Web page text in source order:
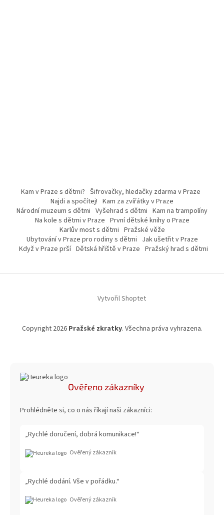
Kam v Praze s dětmi? Šifrovačky, hledačky zdarma v Praze
Najdi a spočítej! Kam za zvířátky v Praze
Národní muzeum s dětmi Vyšehrad s dětmi Kam na trampolíny
Na kole s dětmi v Praze První dětské knihy o Praze
Karlův most s dětmi Pražské věže
Ubytování v Praze pro rodiny s dětmi Jak ušetřit v Praze
Když v Praze prší Dětská hřiště v Praze Pražský hrad s dětmi
Vytvořil Shoptet
Copyright 2026 Pražské zkratky. Všechna práva vyhrazena.
Ověřeno zákazníky
Prohlédněte si, co o nás říkají naši zákazníci:
„Rychlé doručení, dobrá komunikace!“
Ověřený zákazník
„Rychlé dodání. Vše v pořádku.“
Ověřený zákazník